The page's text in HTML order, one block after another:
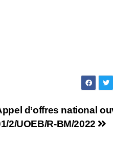
d’offres national
2/UOEB/R-BM/2022